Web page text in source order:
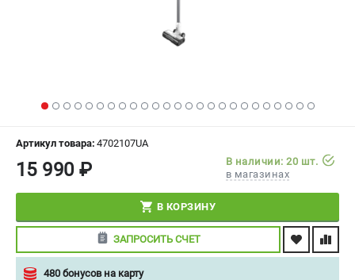
СЕРВИС
МАГАЗИНЫ
ИЗБРАННОЕ ( 0 )
СРАВНЕНИЕ ( 0 )
АКЦИИ
ВХОД ИЛИ РЕГИСТРАЦИЯ
Артикул товара: 4702107UA
15 990 ₽
В наличии: 20 шт.
в магазинах
В КОРЗИНУ
ЗАПРОСИТЬ СЧЕТ
480 бонусов на карту